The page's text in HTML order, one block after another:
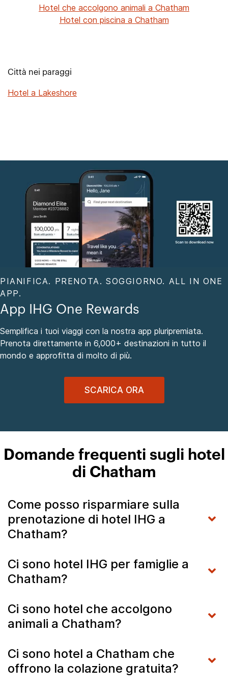
Hotel che accolgono animali a Chatham
Hotel con piscina a Chatham
Città nei paraggi
Hotel a Lakeshore
PIANIFICA. PRENOTA. SOGGIORNO. ALL IN ONE
APP.
App IHG One Rewards
Semplifica i tuoi viaggi con la nostra app pluripremiata.
Prenota direttamente in 6,000+ destinazioni in tutto il
mondo e approfitta di molto di più.
SCARICA ORA
Domande frequenti sugli hotel
di Chatham
Come posso risparmiare sulla
prenotazione di hotel IHG a
Chatham?
Ci sono hotel IHG per famiglie a
Chatham?
Ci sono hotel che accolgono
animali a Chatham?
Ci sono hotel a Chatham che
offrono la colazione gratuita?